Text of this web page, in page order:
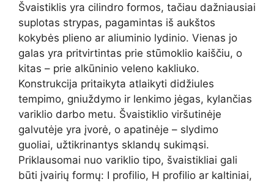
Švaistiklis yra cilindro formos, tačiau dažniausiai
suplotas strypas, pagamintas iš aukštos
kokybės plieno ar aliuminio lydinio. Vienas jo
galas yra pritvirtintas prie stūmoklio kaiščiu, o
kitas – prie alkūninio veleno kakliuko.
Konstrukcija pritaikyta atlaikyti didžiules
tempimo, gniuždymo ir lenkimo jėgas, kylančias
variklio darbo metu. Švaistiklio viršutinėje
galvutėje yra įvorė, o apatinėje – slydimo
guoliai, užtikrinantys sklandų sukimąsi.
Priklausomai nuo variklio tipo, švaistikliai gali
būti įvairių formų: I profilio, H profilio ar kaltiniai,